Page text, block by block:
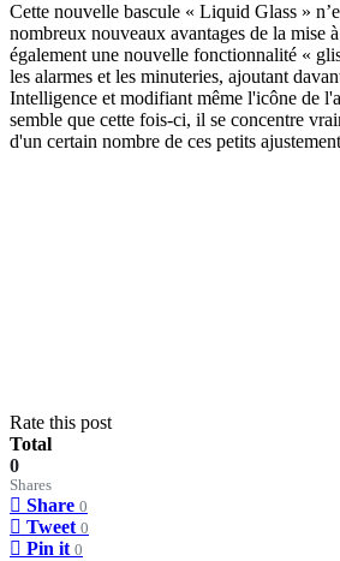
Cette nouvelle bascule « Liquid Glass »
nombreux nouveaux avantages de la mise
également une nouvelle fonctionnalité «
les alarmes et les minuteries, ajoutant
Intelligence et modifiant même l'icône de
semble que cette fois-ci, il se concentre
d'un certain nombre de ces petits
Rate this post
Total
0
Shares
Share 0
Tweet 0
Pin it 0